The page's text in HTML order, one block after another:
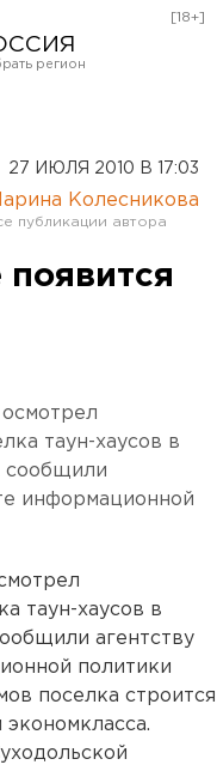
[18+]
27 ИЮЛЯ 2010 В 17:03
Колесникова
появится
таун-хаусов в
сообщили
информационной
таун-хаусов в
агентству
политики
поселка строится